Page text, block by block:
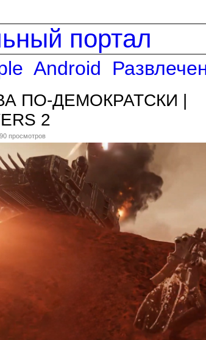
портал
Android
ПО-ДЕМОКРАТСКИ |
2
просмотров